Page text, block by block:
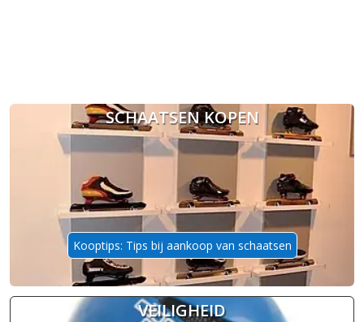
SCHAATSEN KOPEN
Kooptips: Tips bij aankoop van schaatsen
VEILIGHEID